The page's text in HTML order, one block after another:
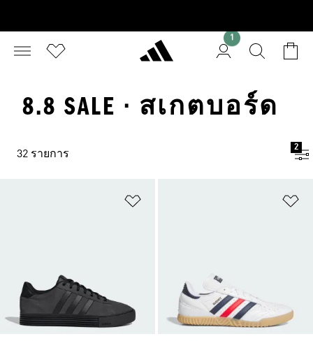
1
8.8 SALE · สเกตบอร์ด
32 รายการ
2